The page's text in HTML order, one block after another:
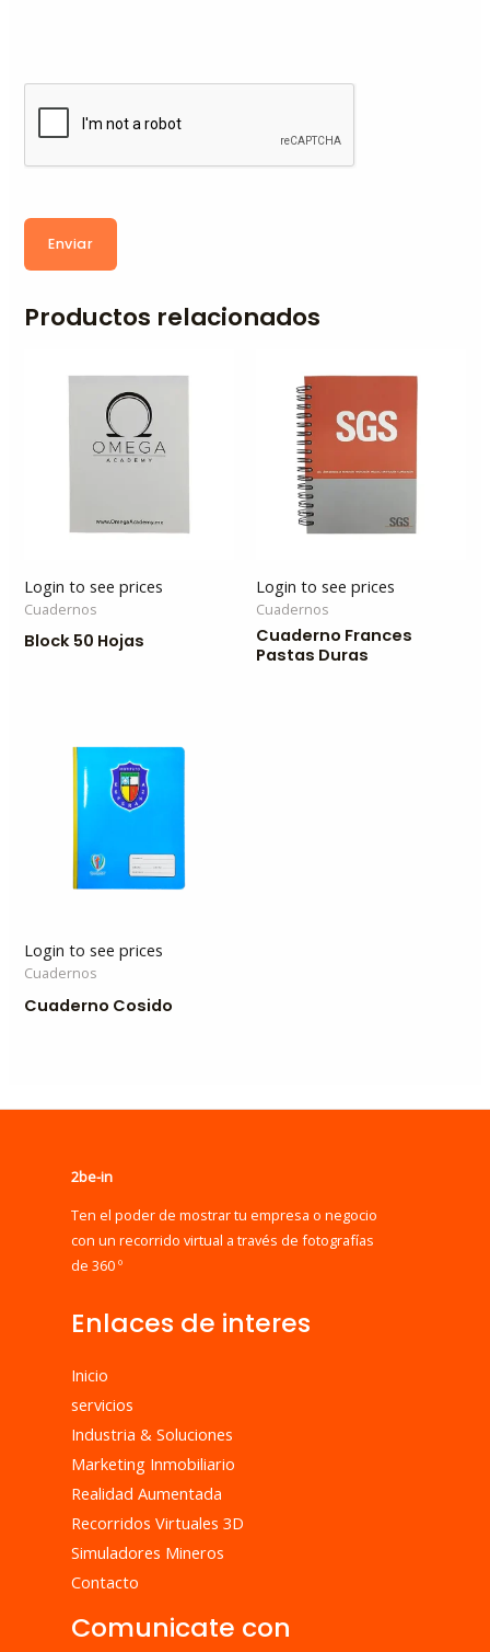
Enviar
Productos relacionados
Login to see prices
Cuadernos
Block 50 Hojas
Login to see prices
Cuadernos
Cuaderno Frances
Pastas Duras
Login to see prices
Cuadernos
Cuaderno Cosido
2be-in
Ten el poder de mostrar tu empresa o negocio
con un recorrido virtual a través de fotografías
de 360 º
Enlaces de interes
Inicio
servicios
Industria & Soluciones
Marketing Inmobiliario
Realidad Aumentada
Recorridos Virtuales 3D
Simuladores Mineros
Contacto
Comunicate con